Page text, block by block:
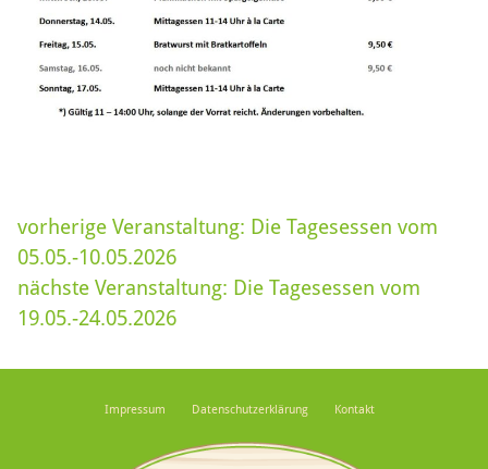
vorherige Veranstaltung: Die Tagesessen vom
05.05.-10.05.2026
nächste Veranstaltung: Die Tagesessen vom
19.05.-24.05.2026
Impressum Datenschutzerklärung Kontakt